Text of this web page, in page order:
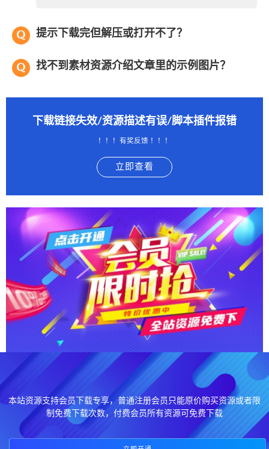
提示下载完但解压或打开不了？
找不到素材资源介绍文章里的示例图片？
下载链接失效/资源描述有误/脚本插件报错
！！！有奖反馈 ！！！
立即查看
本站资源支持会员下载专享，普通注册会员只能原价购买资源或者限
制免费下载次数，付费会员所有资源可免费下载